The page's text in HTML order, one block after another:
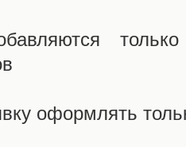
оформлять